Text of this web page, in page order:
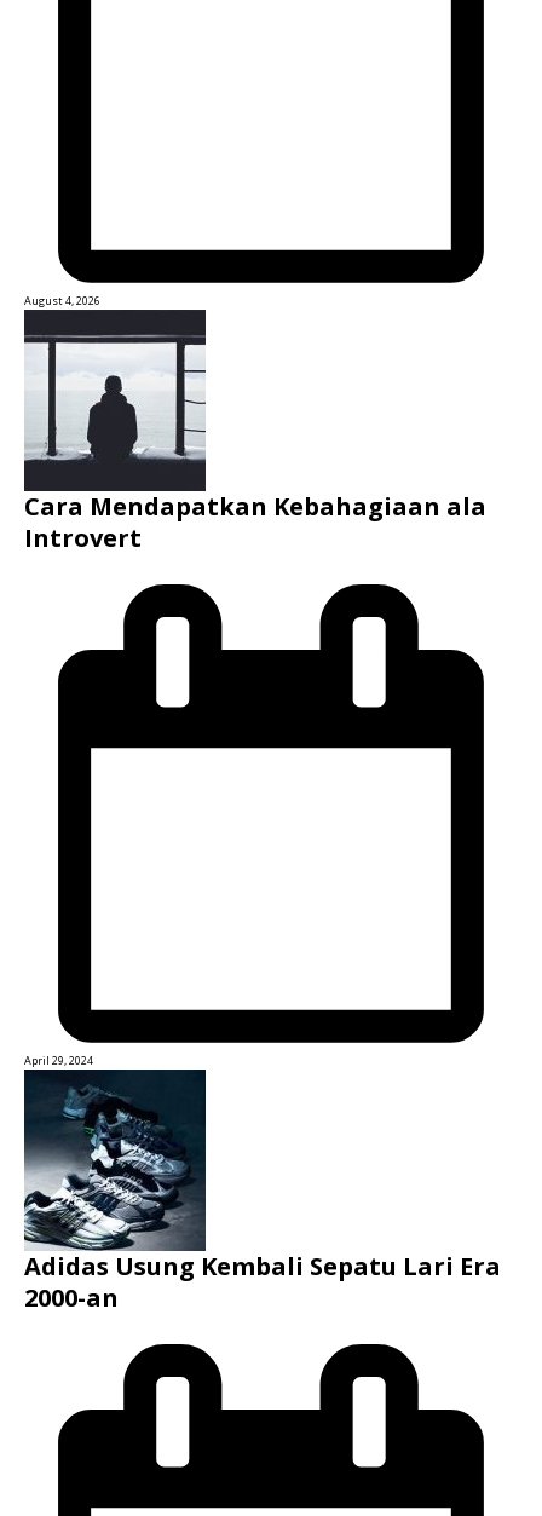
August 4, 2026
Cara Mendapatkan Kebahagiaan ala
Introvert
April 29, 2024
Adidas Usung Kembali Sepatu Lari Era
2000-an